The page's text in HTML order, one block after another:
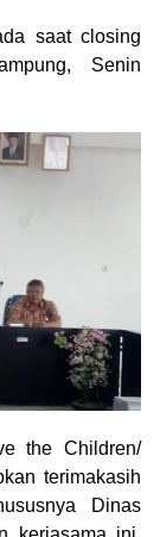
saat closing
Senin
the Children/
terimakasih
Dinas